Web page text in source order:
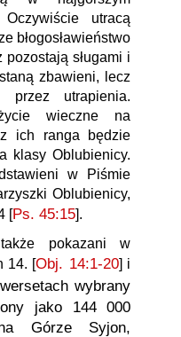
utracą
błogosławieństwo
sługami i
zbawieni, lecz
utrapienia.
wieczne na
ich ranga będzie
klasy Oblubienicy.
w Piśmie
Oblubienicy,
[Ps. 45:15].
pokazani w
14. [Obj. 14:1-20] i
wybrany
jako 144 000
Górze Syjon,